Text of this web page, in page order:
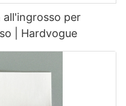
all'ingrosso per
| Hardvogue